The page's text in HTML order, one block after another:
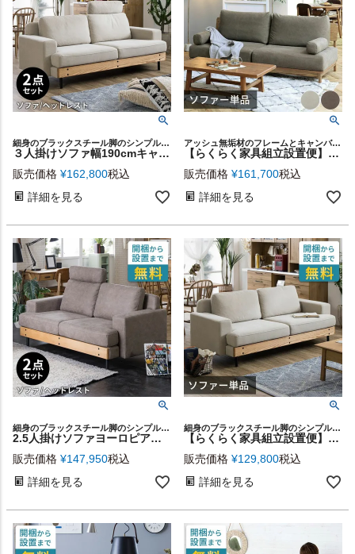
細身のブラックスチール脚のシンプルデザインの2点セット
３人掛けソファ幅190cmキャンバスアイボリー ソファ・ヘッドレストセット [stc-94867-h-iv]
販売価格 ¥162,800税込
詳細を見る
アッシュ無垢材のフレームとキャンバス生地のカバーが魅力の3人掛けソファー
【らくらく家具組立設置便】ナチュラルなウッドフレームとキャンバスのコンビネーションで日本人が座りやすいサイズの3人掛けソファー[94866]
販売価格 ¥161,700税込
詳細を見る
細身のブラックスチール脚のシンプルデザインで、どんなインテリアにも馴染みやすい2.5人掛けソファと、ヘッドレストのセット
2.5人掛けソファヨーロピアングレー ソファ・ヘッドレストセット[stc-94870-h-gy]
販売価格 ¥147,950税込
詳細を見る
細身のブラックスチール脚のシンプルデザインで、どんなインテリアにも馴染みやすい3人掛けソファ
【らくらく家具組立設置便】フェザー入りで優しく包み込むようなキャンバス地の3人掛けソファー [94867-iv]
販売価格 ¥129,800税込
詳細を見る